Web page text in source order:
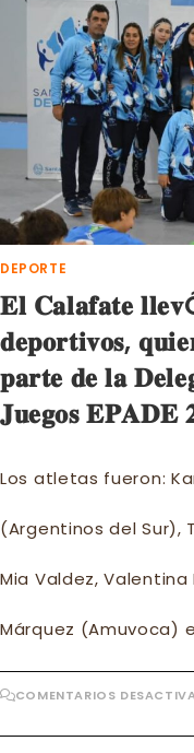
DEPORTE
𝐄𝐥 𝐂𝐚𝐥𝐚𝐟𝐚𝐭𝐞
𝐝𝐞𝐩𝐨𝐫𝐭𝐢𝐯𝐨𝐬,
𝐩𝐚𝐫𝐭𝐞 𝐝𝐞 𝐥𝐚
𝐉𝐮𝐞𝐠𝐨𝐬 𝐄𝐏𝐀𝐃𝐄
Los atletas fueron:
(Argentinos del Sur),
Mia Valdez,
Márquez (Amuvoca)
COMENTARIOS